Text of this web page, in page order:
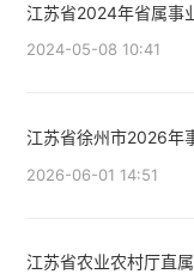
江苏省2024年省属事
2024-05-08 10:41
江苏省徐州市2026年
2026-06-01 14:51
江苏省农业农村厅直